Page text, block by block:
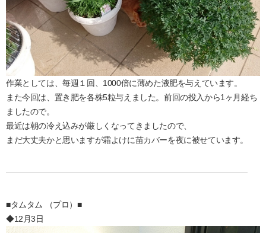
作業としては、毎週１回、1000倍に薄めた液肥を与えています。
また今回は、置き肥を各株5粒与えました。前回の投入から1ヶ月経ち
ましたので。
最近は朝の冷え込みが厳しくなってきましたので、
まだ大丈夫かと思いますが霜よけに苗カバーを夜に被せています。
■タムタム （プロ）■
◆12月3日